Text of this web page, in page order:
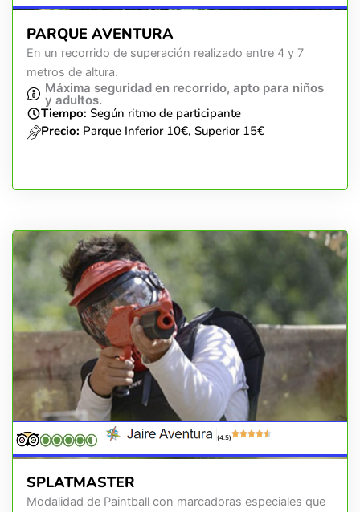
PARQUE AVENTURA
En un recorrido de superación realizado entre 4 y 7
metros de altura.
Máxima seguridad en recorrido, apto para niños
y adultos.
Tiempo: Según ritmo de participante
Precio: Parque Inferior 10€, Superior 15€
(4.5)
SPLATMASTER
Modalidad de Paintball con marcadoras especiales que